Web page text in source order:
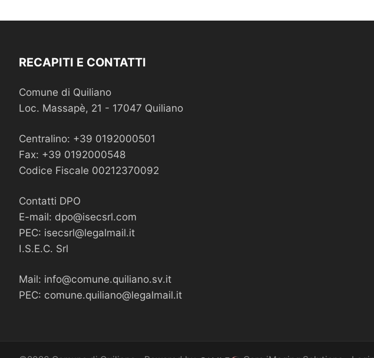
RECAPITI E CONTATTI
Comune di Quiliano
Loc. Massapè, 21 - 17047 Quiliano
Centralino: +39 0192000501
Fax: +39 0192000548
Codice Fiscale 00212370092
Contatti DPO
E-mail: dpo@isecsrl.com
PEC: isecsrl@legalmail.it
I.S.E.C. Srl
Mail: info@comune.quiliano.sv.it
PEC: comune.quiliano@legalmail.it